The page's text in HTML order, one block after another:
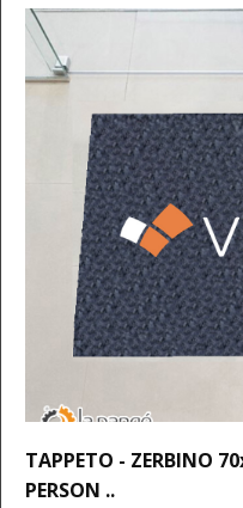
TAPPETO - ZERBINO
PERSON ..